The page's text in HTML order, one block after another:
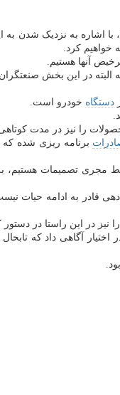
به نزدیک شدن به
آنها هستیم.
در این بخش
دستگاه خودرو است.
برنامه ریزی شده که
مجری تصمیمات هستیم،
قادر به ادامه حیات
در این راستا در دستور
آگاهی داد که